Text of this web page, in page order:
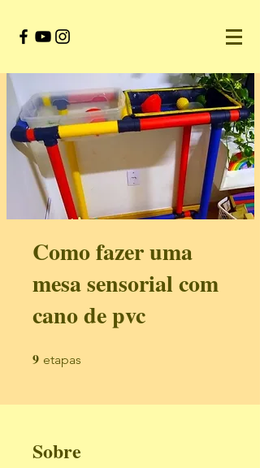
Como fazer uma
mesa sensorial com
cano de pvc
9 etapas
Sobre